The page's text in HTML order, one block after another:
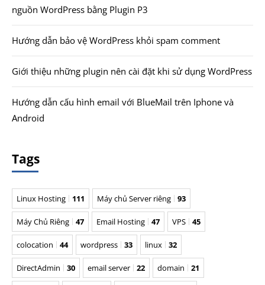
nguồn WordPress bằng Plugin P3
Hướng dẫn bảo vệ WordPress khỏi spam comment
Giới thiệu những plugin nên cài đặt khi sử dụng WordPress
Hướng dẫn cấu hình email với BlueMail trên Iphone và
Android
Tags
Linux Hosting 111 Máy chủ Server riêng 93
Máy Chủ Riêng 47 Email Hosting 47 VPS 45
colocation 44 wordpress 33 linux 32
DirectAdmin 30 email server 22 domain 21